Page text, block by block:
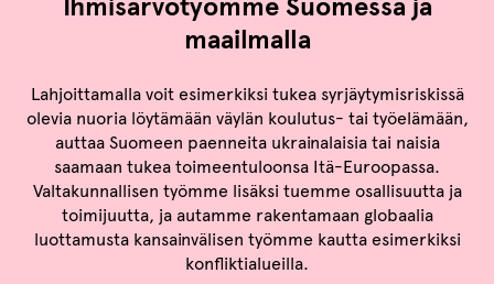
maailmalla
Lahjoittamalla voit esimerkiksi tukea syrjäytymisriskissä
olevia nuoria löytämään väylän koulutus- tai työelämään,
auttaa Suomeen paenneita ukrainalaisia tai naisia
saamaan tukea toimeentuloonsa Itä-Euroopassa.
Valtakunnallisen työmme lisäksi tuemme osallisuutta ja
toimijuutta, ja autamme rakentamaan globaalia
luottamusta kansainvälisen työmme kautta esimerkiksi
konfliktialueilla.